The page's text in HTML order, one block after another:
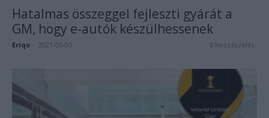
Hatalmas összeggel fejleszti gyárát a
GM, hogy e-autók készülhessenek
Eriqo 2021-05-05 0 hozzászólás